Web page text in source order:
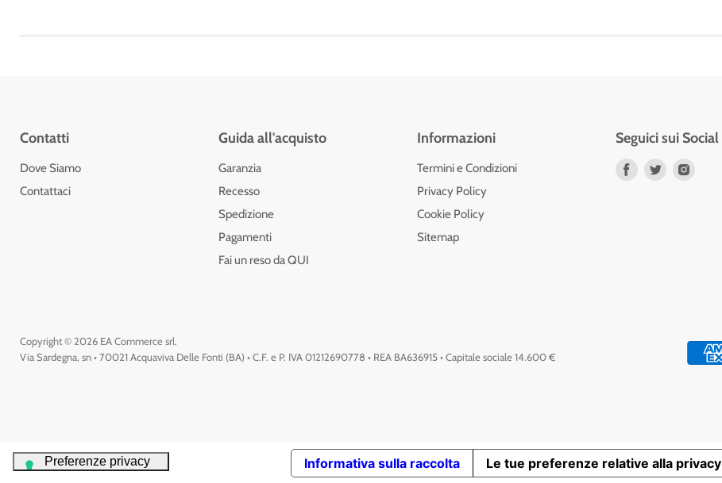
Contatti
Dove Siamo
Contattaci
Guida all'acquisto
Garanzia
Recesso
Spedizione
Pagamenti
Fai un reso da QUI
Informazioni
Termini e Condizioni
Privacy Policy
Cookie Policy
Sitemap
Seguici sui Social
Trovaci Trovaci
Copyright © 2026 EA Commerce srl.
Via Sardegna, sn • 70021 Acquaviva Delle Fonti (BA) • C.F. e P. IVA 01212690778 • REA BA636915 • Capitale sociale 14.600 €
Informativa sulla raccolta Le tue preferenze relative alla privacy